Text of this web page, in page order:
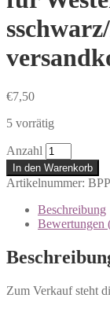
€7,50
5 vorrätig
Anzahl
In den Warenkorb
Artikelnummer:
Beschreibung
Bewertungen
Zum Verkauf steht